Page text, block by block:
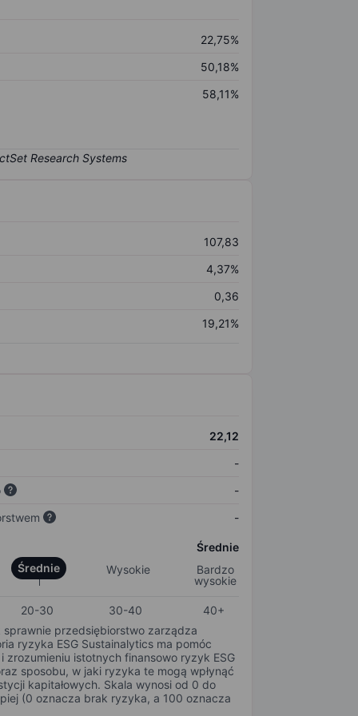
22,75%
50,18%
58,11%
107,83
4,37%
0,36
19,21%
22,12
-
-
-
Średnie
Średnie
Wysokie
Bardzo
wysokie
20-30 30-40
40+
sprawnie przedsiębiorstwo zarządza
ryzyka ESG Sustainalytics ma pomóc
istotnych finansowo ryzyk ESG
sposobu, w jaki ryzyka te mogą wpłynąć
kapitałowych. Skala wynosi od 0 do
(0 oznacza brak ryzyka, a 100 oznacza